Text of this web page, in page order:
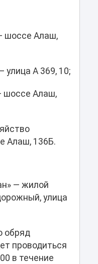
шоссе Алаш,
улица А 369, 10;
шоссе Алаш,
Алаш, 136Б.
— жилой
улица
обряд
проводиться
в течение